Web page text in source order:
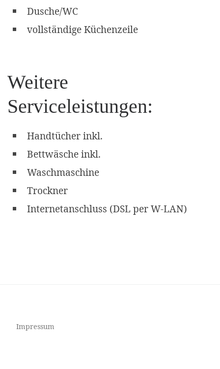
Dusche/WC
vollständige Küchenzeile
Weitere
Serviceleistungen:
Handtücher inkl.
Bettwäsche inkl.
Waschmaschine
Trockner
Internetanschluss (DSL per W-LAN)
Impressum